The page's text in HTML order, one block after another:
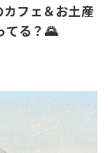
カフェ＆お土産
る？🌄